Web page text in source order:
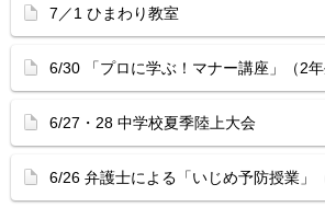
7／1 ひまわり教室
6/30 「プロに学ぶ！マナー講座」（2年
6/27・28 中学校夏季陸上大会
6/26 弁護士による「いじめ予防授業」